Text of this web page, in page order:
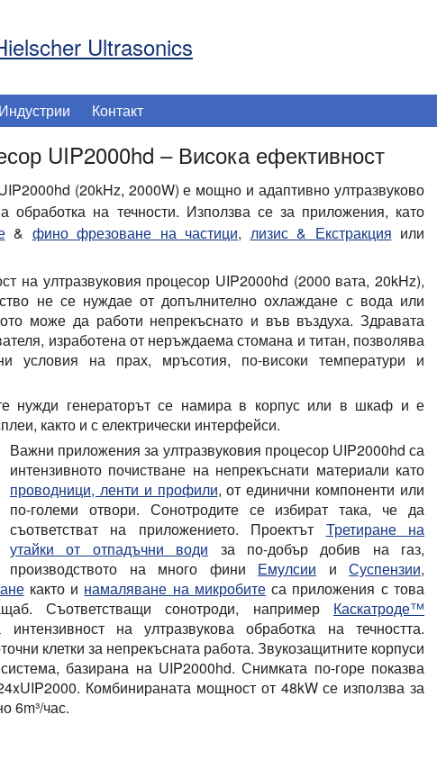
Ultrasonics
Индустрии Контакт
UIP2000hd – Висока ефективност
(20kHz, 2000W) е мощно и адаптивно ултразвуково
обработка на течности. Използва се за приложения, като
& фино фрезоване на частици, лизис & Екстракция или
на ултразвуковия процесор UIP2000hd (2000 вата, 20kHz),
не се нуждае от допълнително охлаждане с вода или
може да работи непрекъснато и във въздуха. Здравата
изработена от неръждаема стомана и титан, позволява
условия на прах, мръсотия, по-високи температури и
нужди генераторът се намира в корпус или в шкаф и е
както и с електрически интерфейси.
Важни приложения за ултразвуковия процесор UIP2000hd са
интензивното почистване на непрекъснати материали като
проводници, ленти и профили, от единични компоненти или
по-големи отвори. Сонотродите се избират така, че да
съответстват на приложението. Проектът Третиране на
утайки от отпадъчни води за по-добър добив на газ,
производството на много фини Емулсии и Суспензии,
както и намаляване на микробитеса приложения с това
Съответстващи сонотроди, например Каскатроде™
интензивност на ултразвукова обработка на течността.
клетки за непрекъсната работа. Звукозащитните корпуси
базирана на UIP2000hd. Снимката по-горе показва
Комбинираната мощност от 48kW се използва за
6m³/час.